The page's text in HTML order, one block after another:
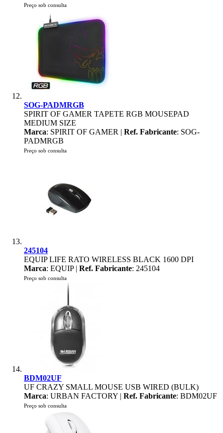
Preço sob consulta
SOG-PADMRGB
SPIRIT OF GAMER TAPETE RGB MOUSEPAD
MEDIUM SIZE
Marca: SPIRIT OF GAMER | Ref. Fabricante: SOG-
PADMRGB
Preço sob consulta
245104
EQUIP LIFE RATO WIRELESS BLACK 1600 DPI
Marca: EQUIP | Ref. Fabricante: 245104
Preço sob consulta
BDM02UF
UF CRAZY SMALL MOUSE USB WIRED (BULK)
Marca: URBAN FACTORY | Ref. Fabricante: BDM02UF
Preço sob consulta